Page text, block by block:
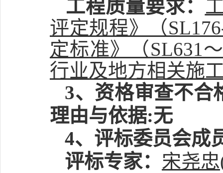
工程质量要求：
评定规程》（
定标准》（SL631
行业及地方相关施
3、 资格审查不合
理由与依据:无
4、评标委员会成
评标专家： 宋尧忠